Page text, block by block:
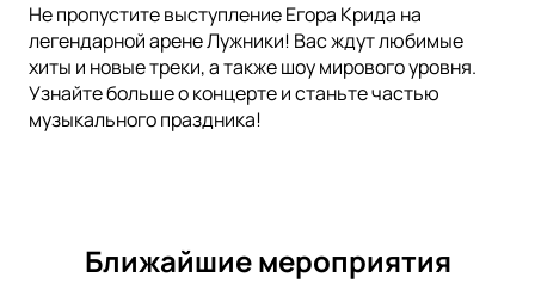
Не пропустите выступление Егора Крида на
легендарной арене Лужники! Вас ждут любимые
хиты и новые треки, а также шоу мирового уровня.
Узнайте больше о концерте и станьте частью
музыкального праздника!
Ближайшие мероприятия